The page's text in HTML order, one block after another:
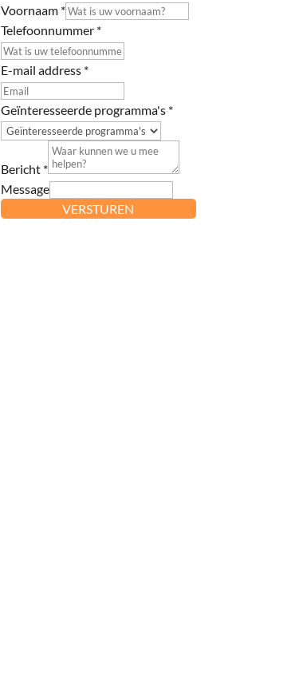
Voornaam *
Telefoonnummer *
E-mail address *
Geïnteresseerde programma's *
Bericht *
Message
VERSTUREN